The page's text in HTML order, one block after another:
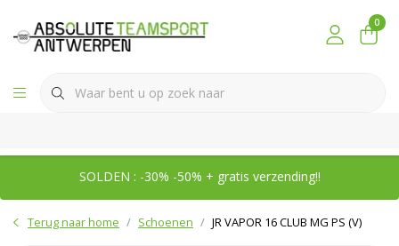
0
SOLDEN : -30% -50% + gratis verzending!!
Terug naar home Schoenen JR VAPOR 16 CLUB MG PS (V)